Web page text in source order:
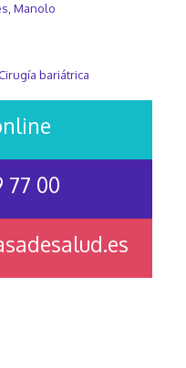
Manolo
bariátrica
77 00